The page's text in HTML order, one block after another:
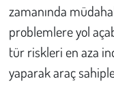
zamanında
problemlere yol
tür riskleri en aza
yaparak araç